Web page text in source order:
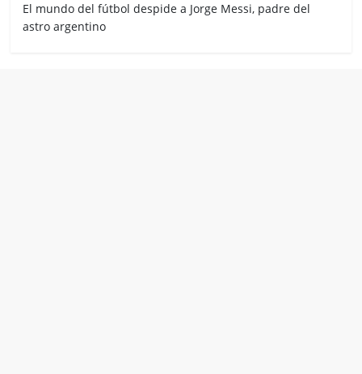
El mundo del fútbol despide a Jorge Messi, padre del
astro argentino